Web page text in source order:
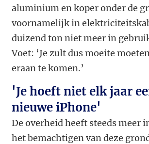
aluminium en koper onder de
voornamelijk in
duizend ton niet meer in
Voet: ‘Je zult dus moeite
eraan te komen.’
'Je hoeft niet elk jaar
nieuwe iPhone'
De overheid heeft steeds meer
het bemachtigen van deze